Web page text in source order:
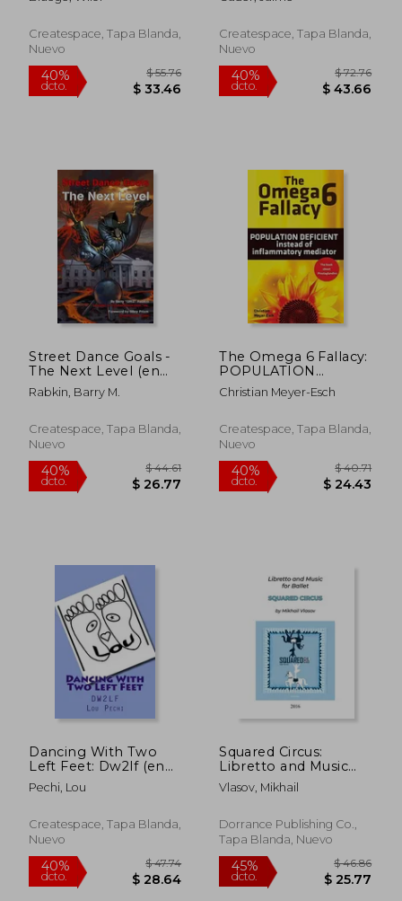
40%
dcto.
$ 63.79
$ 38.27
40%
dcto.
Enfants (en Francés)
Createspace, Tapa Blanda,
Nuevo
40%
Createspace, Tapa Blanda,
Nuevo
Street Dance Goals -
The Next Level (en
Inglés)
Rabkin, Barry M.
Createspace, Tapa Blanda,
Nuevo
The Omega 6 Fallacy:
POPULATION
DEFICIENT instead of
inflammatory
about prostaglandins
Christian Meyer-Esch
Createspace, Tapa Blanda,
Nuevo
Dancing With Two
Left Feet: Dw2lf (en
Inglés)
Pechi, Lou
Createspace, Tapa Blanda,
Nuevo
Squared Circus:
Libretto and Music
for Ballet (en Inglés)
Vlasov, Mikhail
Dorrance Publishing Co.,
Tapa Blanda, Nuevo